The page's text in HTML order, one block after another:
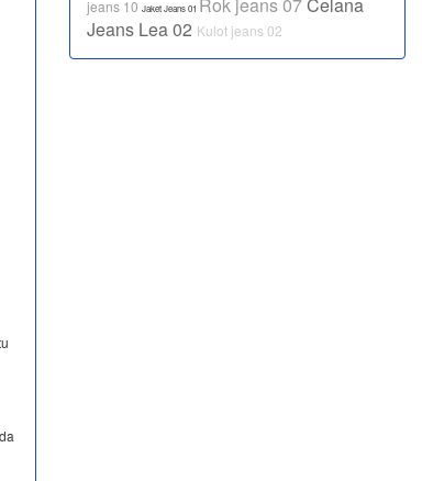
jeans 10 Jaket Jeans 01 Rok jeans 07Celana
Jeans Lea 02 Kulot jeans 02